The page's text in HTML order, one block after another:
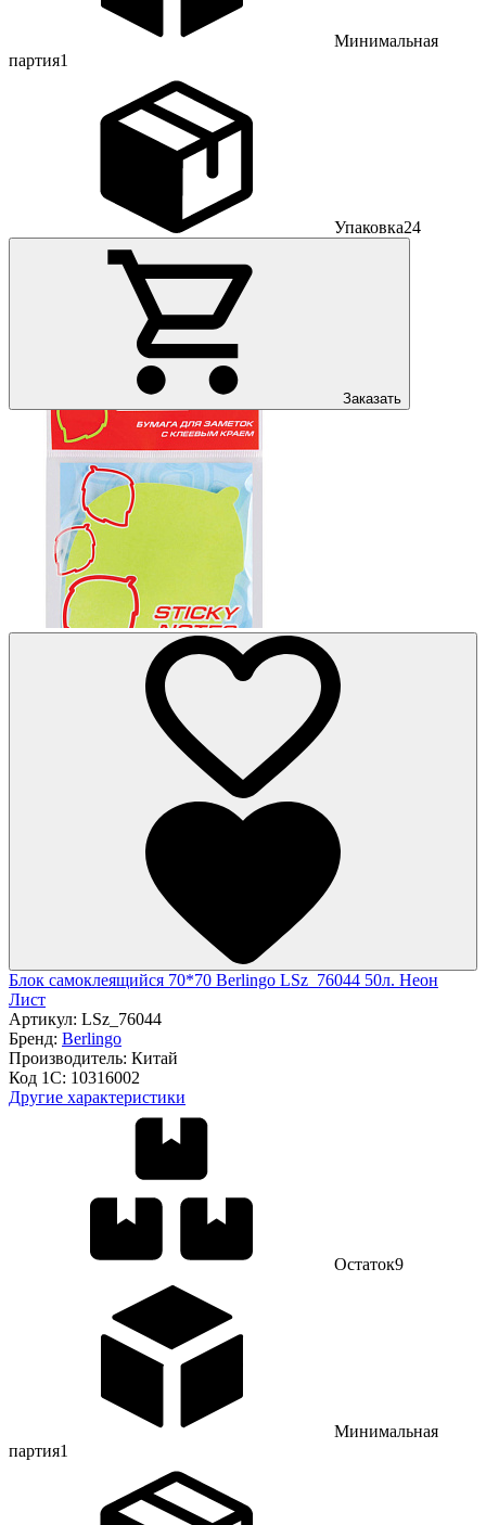
Минимальная
партия1
Упаковка24
Заказать
Блок самоклеящийся 70*70 Berlingo LSz_76044 50л. Неон
Лист
Артикул: LSz_76044
Бренд: Berlingo
Производитель: Китай
Код 1С: 10316002
Другие характеристики
Остаток9
Минимальная
партия1